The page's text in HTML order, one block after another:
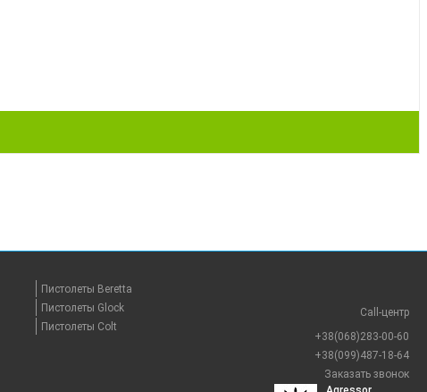
Пистолеты Beretta
Пистолеты Glock
Пистолеты Colt
Call-центр
+38(068)283-00-60
+38(099)487-18-64
Заказать звонок